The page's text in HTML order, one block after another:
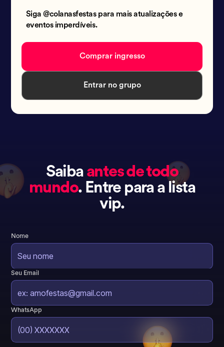
Siga @colanasfestas para mais atualizações e
eventos imperdíveis.
Comprar ingresso
Entrar no grupo
Saiba antes de todo
mundo. Entre para a lista
vip.
Nome
Seu Email
WhatsApp